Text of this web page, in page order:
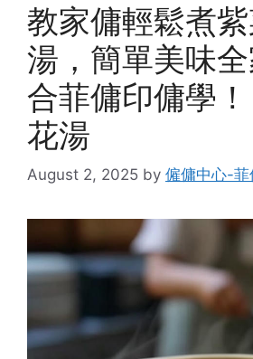
教家傭輕鬆煮
湯，簡單美味
合菲傭印傭學
花湯
August 2, 2025 by 僱傭中心-